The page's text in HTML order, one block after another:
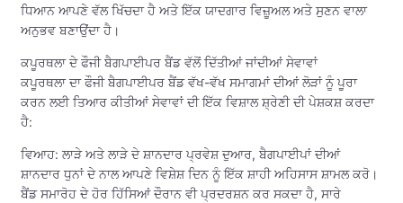
ਧਿਆਨ ਆਪਣੇ ਵੱਲ ਖਿੱਚਦਾ ਹੈ ਅਤੇ ਇੱਕ ਯਾਦਗਾਰ ਵਿਜ਼ੂਅਲ ਅਤੇ ਸੁਣਨ ਵਾਲਾ
ਅਨੁਭਵ ਬਣਾਉਂਦਾ ਹੈ।
ਕਪੂਰਥਲਾ ਦੇ ਫੌਜੀ ਬੈਗਪਾਈਪਰ ਬੈਂਡ ਵੱਲੋਂ ਦਿੱਤੀਆਂ ਜਾਂਦੀਆਂ ਸੇਵਾਵਾਂ
ਕਪੂਰਥਲਾ ਦਾ ਫੌਜੀ ਬੈਗਪਾਈਪਰ ਬੈਂਡ ਵੱਖ-ਵੱਖ ਸਮਾਗਮਾਂ ਦੀਆਂ ਲੋੜਾਂ ਨੂੰ ਪੂਰਾ
ਕਰਨ ਲਈ ਤਿਆਰ ਕੀਤੀਆਂ ਸੇਵਾਵਾਂ ਦੀ ਇੱਕ ਵਿਸ਼ਾਲ ਸ਼੍ਰੇਣੀ ਦੀ ਪੇਸ਼ਕਸ਼ ਕਰਦਾ
ਹੈ:
ਵਿਆਹ: ਲਾੜੇ ਅਤੇ ਲਾੜੇ ਦੇ ਸ਼ਾਨਦਾਰ ਪ੍ਰਵੇਸ਼ ਦੁਆਰ, ਬੈਗਪਾਈਪਾਂ ਦੀਆਂ
ਸ਼ਾਨਦਾਰ ਧੁਨਾਂ ਦੇ ਨਾਲ ਆਪਣੇ ਵਿਸ਼ੇਸ਼ ਦਿਨ ਨੂੰ ਇੱਕ ਸ਼ਾਹੀ ਅਹਿਸਾਸ ਸ਼ਾਮਲ ਕਰੋ।
ਬੈਂਡ ਸਮਾਰੋਹ ਦੇ ਹੋਰ ਹਿੱਸਿਆਂ ਦੌਰਾਨ ਵੀ ਪ੍ਰਦਰਸ਼ਨ ਕਰ ਸਕਦਾ ਹੈ, ਸਾਰੇ